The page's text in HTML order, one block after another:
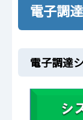
電子調
電子調達